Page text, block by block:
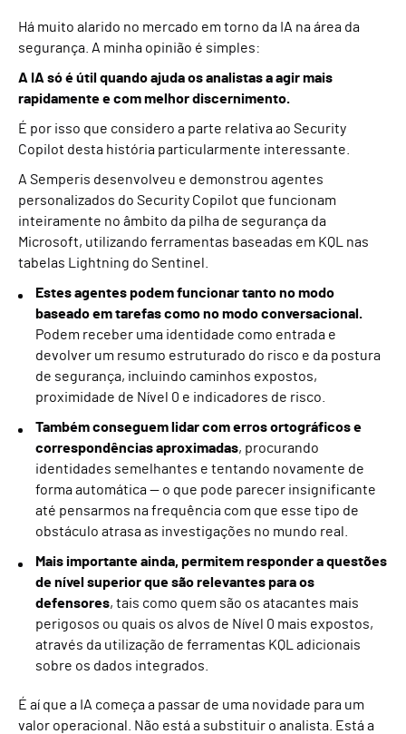
Há muito alarido no mercado em torno da IA na área da
segurança. A minha opinião é simples:
A IA só é útil quando ajuda os analistas a agir mais
rapidamente e com melhor discernimento.
É por isso que considero a parte relativa ao Security
Copilot desta história particularmente interessante.
A Semperis desenvolveu e demonstrou agentes
personalizados do Security Copilot que funcionam
inteiramente no âmbito da pilha de segurança da
Microsoft, utilizando ferramentas baseadas em KQL nas
tabelas Lightning do Sentinel.
Estes agentes podem funcionar tanto no modo
baseado em tarefas como no modo conversacional.
Podem receber uma identidade como entrada e
devolver um resumo estruturado do risco e da postura
de segurança, incluindo caminhos expostos,
proximidade de Nível 0 e indicadores de risco.
Também conseguem lidar com erros ortográficos e
correspondências aproximadas, procurando
identidades semelhantes e tentando novamente de
forma automática — o que pode parecer insignificante
até pensarmos na frequência com que esse tipo de
obstáculo atrasa as investigações no mundo real.
Mais importante ainda, permitem responder a questões
de nível superior que são relevantes para os
defensores, tais como quem são os atacantes mais
perigosos ou quais os alvos de Nível 0 mais expostos,
através da utilização de ferramentas KQL adicionais
sobre os dados integrados.
É aí que a IA começa a passar de uma novidade para um
valor operacional. Não está a substituir o analista. Está a